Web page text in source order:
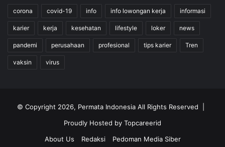
corona covid-19 info info lowongan kerja informasi
karier kerja kesehatan lifestyle loker news
pandemi perusahaan profesional tips karier Tren
vaksin virus
© Copyright 2026, Permata Indonesia All Rights Reserved |
Proudly Hosted by Topcareerid
About Us
Redaksi Pedoman Media Siber